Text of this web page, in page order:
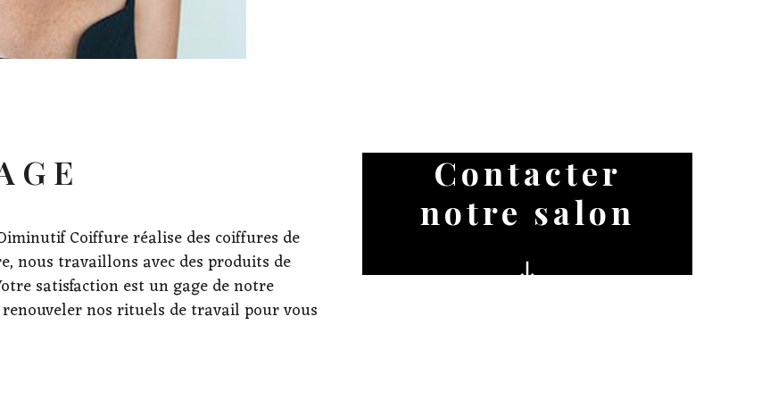
Coiffure réalise des coiffures de
nous travaillons avec des produits de
satisfaction est un gage de notre
nos rituels de travail pour vous
Contacter
notre salon